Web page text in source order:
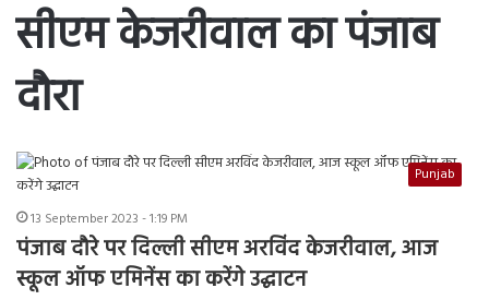
सीएम केजरीवाल का पंजाब
दौरा
Punjab
13 September 2023 - 1:19 PM
पंजाब दौरे पर दिल्ली सीएम अरविंद केजरीवाल, आज
स्कूल ऑफ एमिनेंस का करेंगे उद्घाटन